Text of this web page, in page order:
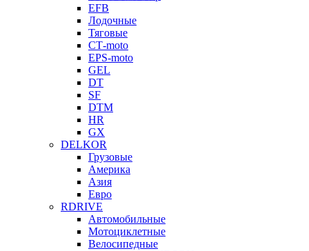
EFB
Лодочные
Тяговые
СТ-moto
EPS-moto
GEL
DT
SF
DTM
HR
GX
DELKOR
Грузовые
Америка
Азия
Евро
RDRIVE
Автомобильные
Мотоциклетные
Велосипедные